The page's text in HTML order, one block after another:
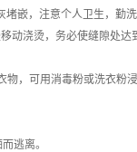
堵嵌，注意个人卫生，
移动浇烫，务必使缝隙
，可用消毒粉或洗衣粉
逃离。